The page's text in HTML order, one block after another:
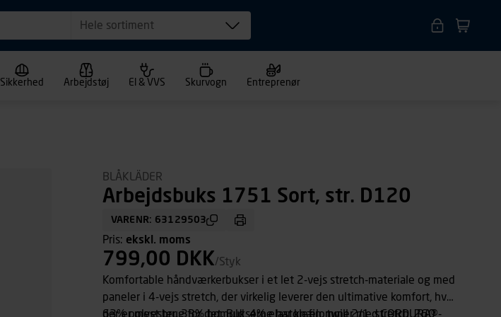
Hele sortiment
Sikkerhed Arbejdstøj El & VVS Skurvogn Entreprenør
BLÅKLÄDER
Arbejdsbuks 1751 Sort, str. D120
VARENR: 63129503
Pris: ekskl. moms
799,00 DKK/Styk
Komfortable håndværkerbukser i et let 2-vejs stretch-materiale og med
paneler i 4-vejs stretch, der virkelig leverer den ultimative komfort, hvor
der er mest brug for det. Bukserne har knælommer med CORDURA®-
63% polyester, 33% bomuld, 4% elastolefin, twill 2/1, stretch, 260